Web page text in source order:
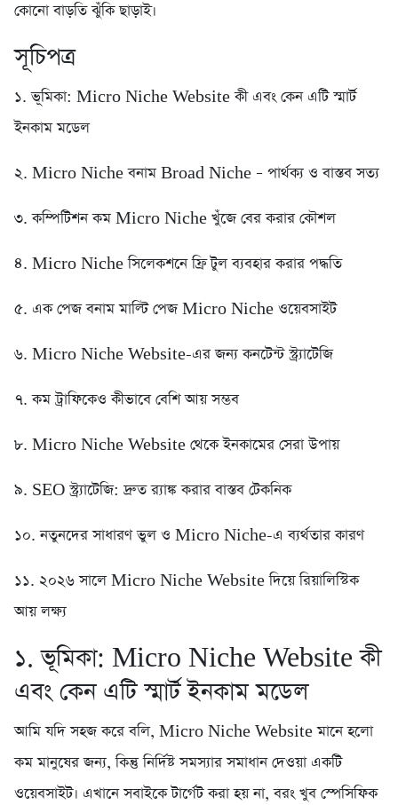
কোনো বাড়তি ঝুঁকি ছাড়াই।
সূচিপত্র
১. ভূমিকা: Micro Niche Website কী এবং কেন এটি স্মার্ট
ইনকাম মডেল
২. Micro Niche বনাম Broad Niche – পার্থক্য ও বাস্তব সত্য
৩. কম্পিটিশন কম Micro Niche খুঁজে বের করার কৌশল
৪. Micro Niche সিলেকশনে ফ্রি টুল ব্যবহার করার পদ্ধতি
৫. এক পেজ বনাম মাল্টি পেজ Micro Niche ওয়েবসাইট
৬. Micro Niche Website-এর জন্য কনটেন্ট স্ট্র্যাটেজি
৭. কম ট্রাফিকেও কীভাবে বেশি আয় সম্ভব
৮. Micro Niche Website থেকে ইনকামের সেরা উপায়
৯. SEO স্ট্র্যাটেজি: দ্রুত র‍্যাঙ্ক করার বাস্তব টেকনিক
১০. নতুনদের সাধারণ ভুল ও Micro Niche-এ ব্যর্থতার কারণ
১১. ২০২৬ সালে Micro Niche Website দিয়ে রিয়ালিস্টিক
আয় লক্ষ্য
১. ভূমিকা: Micro Niche Website কী
এবং কেন এটি স্মার্ট ইনকাম মডেল
আমি যদি সহজ করে বলি, Micro Niche Website মানে হলো
কম মানুষের জন্য, কিন্তু নির্দিষ্ট সমস্যার সমাধান দেওয়া একটি
ওয়েবসাইট। এখানে সবাইকে টার্গেট করা হয় না, বরং খুব স্পেসিফিক